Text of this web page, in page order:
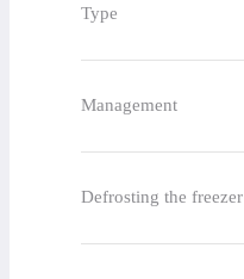
Type
Management
Defrosting the freezer